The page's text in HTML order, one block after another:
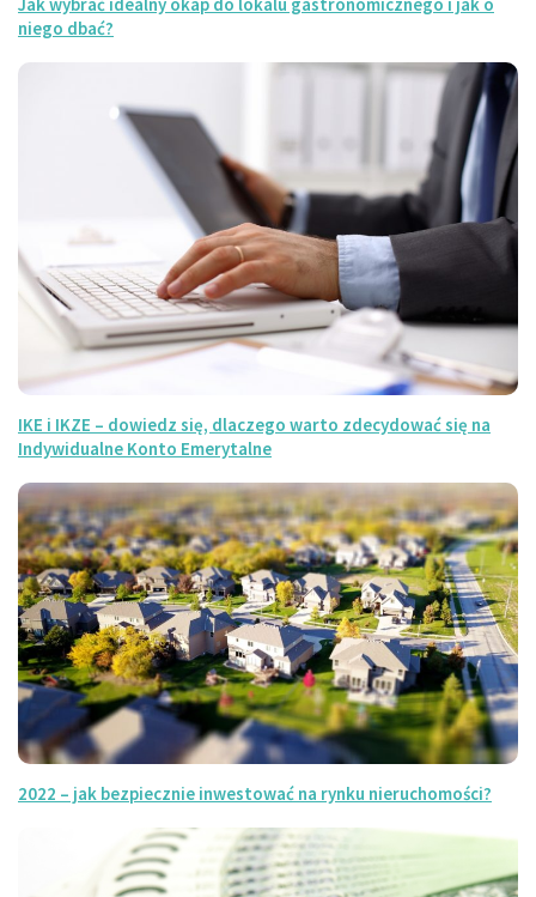
niego dbać?
IKE i IKZE – dowiedz się, dlaczego warto zdecydować się na
Indywidualne Konto Emerytalne
2022 – jak bezpiecznie inwestować na rynku nieruchomości?